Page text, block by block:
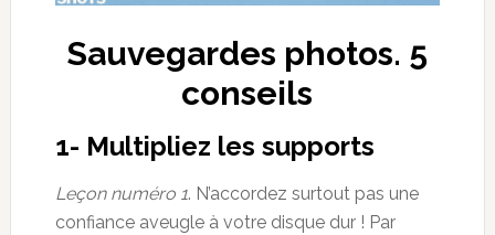
Sauvegardes photos. 5
conseils
1- Multipliez les supports
Leçon numéro 1. N’accordez surtout pas une
confiance aveugle à votre disque dur ! Par